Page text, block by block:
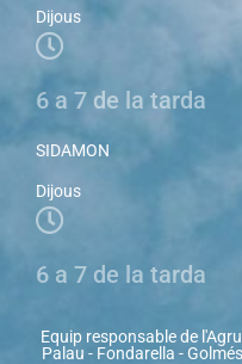
Dijous
6 a 7 de la tarda
SIDAMON
Dijous
6 a 7 de la tarda
Equip responsable de
Palau - Fondarella -